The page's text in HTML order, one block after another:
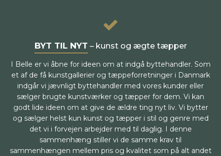
BYT TIL NYT – kunst og ægte tæpper
I Belle er vi åbne for ideen om at indgå byttehandler. Som
et af de få kunstgallerier og tæppeforretninger i Danmark
indgår vi jævnligt byttehandler med vores kunder eller
sælger brugte kunstværker og tæpper for dem. Vi kan
godt lide ideen om at give de ældre ting nyt liv. Vi bytter
og sælger helst kun kunst og tæpper i stil og genre med
det vi i forvejen arbejder med til daglig. I denne
sammenhæng stiller vi de samme krav til
sammenhængen mellem pris og kvalitet som på alt andet